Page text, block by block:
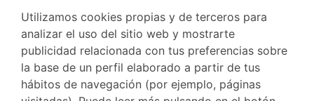
Utilizamos cookies propias y de terceros para
analizar el uso del sitio web y mostrarte
publicidad relacionada con tus preferencias sobre
la base de un perfil elaborado a partir de tus
hábitos de navegación (por ejemplo, páginas